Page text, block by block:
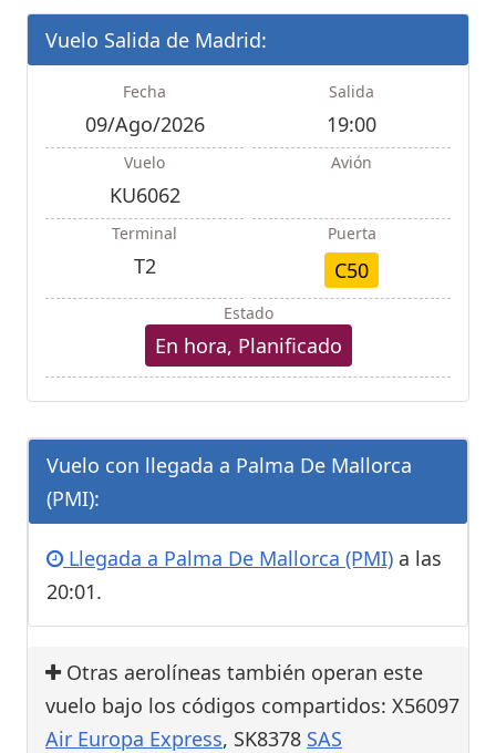
Vuelo Salida de Madrid:
Fecha
09/Ago/2026
Salida
19:00
Vuelo
KU6062
Avión
Terminal
T2
Puerta
C50
Estado
En hora, Planificado
Vuelo con llegada a Palma De Mallorca
(PMI):
Llegada a Palma De Mallorca (PMI) a las
20:01.
Otras aerolíneas también operan este
vuelo bajo los códigos compartidos: X56097
Air Europa Express, SK8378 SAS